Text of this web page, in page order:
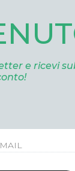
e ricevi